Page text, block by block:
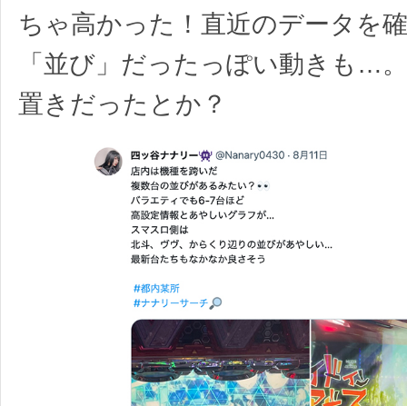
ちゃ高かった！直近のデータを
「並び」だったっぽい動きも…
置きだったとか？